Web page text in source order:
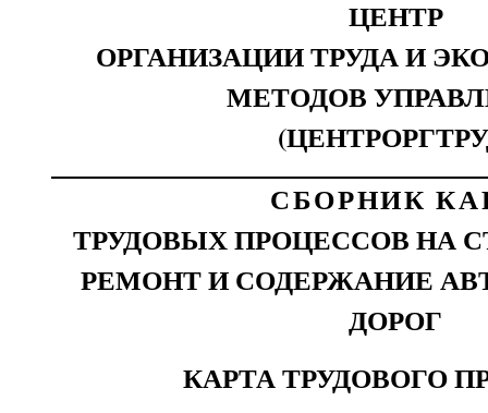
ЦЕНТР
ОРГАНИЗАЦИИ ТРУДА И
МЕТОДОВ
СБОРНИК
ТРУДОВЫХ ПРОЦЕССОВ НА
РЕМОНТ И СОДЕРЖАНИЕ
ДОРОГ
КАРТА ТРУДОВОГО